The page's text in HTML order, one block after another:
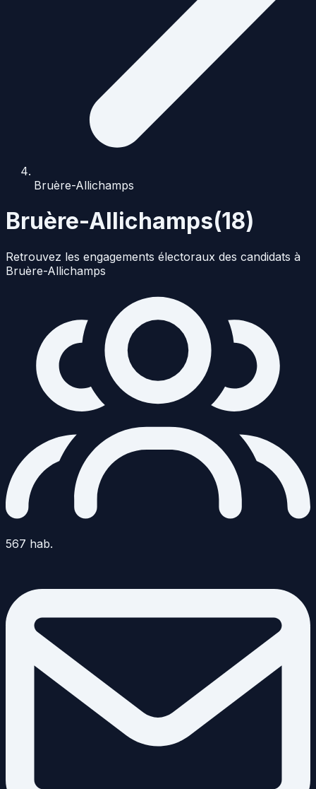
Bruère-Allichamps
Bruère-Allichamps(18)
Retrouvez les engagements électoraux des candidats à
Bruère-Allichamps
567 hab.